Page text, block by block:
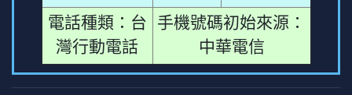
電話種類：台
灣行動電話
手機號碼初始來源：
中華電信